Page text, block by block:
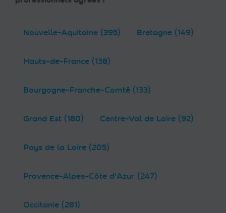
Nouvelle-Aquitaine (395) Bretagne (149)
Hauts-de-France (138)
Bourgogne-Franche-Comté (133)
Grand Est (180) Centre-Val de Loire (92)
Pays de la Loire (205)
Provence-Alpes-Côte d'Azur (247)
Occitanie (281)